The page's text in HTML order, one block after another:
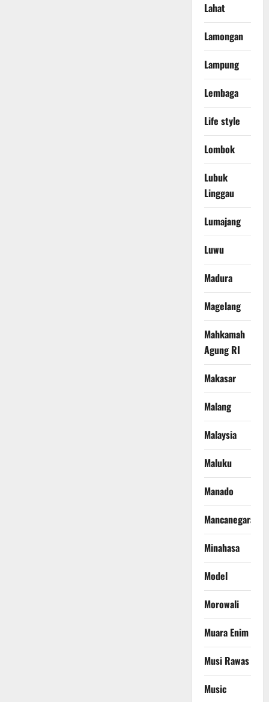
Lahat
Lamongan
Lampung
Lembaga
Life style
Lombok
Lubuk
Linggau
Lumajang
Luwu
Madura
Magelang
Mahkamah
Agung RI
Makasar
Malang
Malaysia
Maluku
Manado
Mancanegara
Minahasa
Model
Morowali
Muara Enim
Musi Rawas
Music